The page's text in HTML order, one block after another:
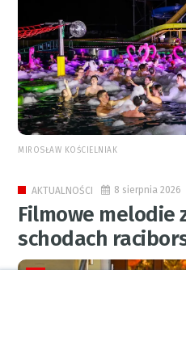
MIROSŁAW KOŚCIELNIAK
AKTUALNOŚCI 8 sierpnia 2026
Filmowe melodie
schodach